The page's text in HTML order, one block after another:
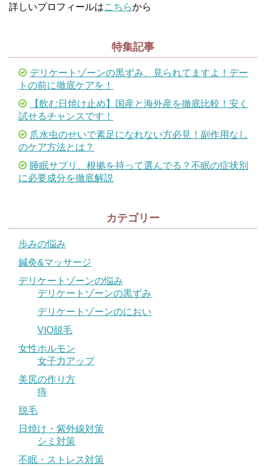
詳しいプロフィールはこちらから
特集記事
デリケートゾーンの黒ずみ、見られてますよ！デー
トの前に徹底ケアを！
【飲む日焼け止め】国産と海外産を徹底比較！安く
試せるチャンスです！
爪水虫のせいで素足になれない方必見！副作用なし
のケア方法とは？
睡眠サプリ、根拠を持って選んでる？不眠の症状別
に必要成分を徹底解説
カテゴリー
歩みの悩み
鍼灸&マッサージ
デリケートゾーンの悩み
デリケートゾーンの黒ずみ
デリケートゾーンのにおい
VIO脱毛
女性ホルモン
女子力アップ
美尻の作り方
痔
脱毛
日焼け・紫外線対策
シミ対策
不眠・ストレス対策